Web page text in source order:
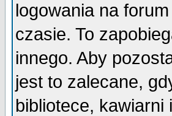
logowania na
czasie. To
innego. Aby
jest to zalecane,
bibliotece,